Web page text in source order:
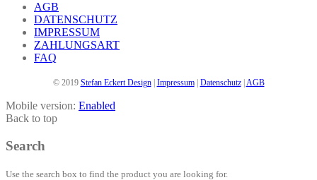
werden
AGB
DATENSCHUTZ
IMPRESSUM
ZAHLUNGSART
FAQ
© 2019 Stefan Eckert Design| Impressum| Datenschutz| AGB
Mobile version: Enabled
Back to top
Search
Use the search box to find the product you are looking for.